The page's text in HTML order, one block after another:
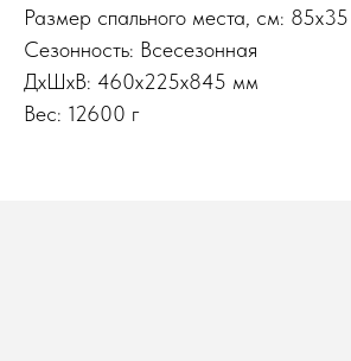
Размер спального места, см: 85х35
Сезонность: Всесезонная
ДxШxВ: 460x225x845 мм
Вес: 12600 г